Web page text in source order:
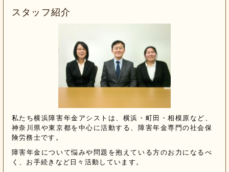
スタッフ紹介
私たち横浜障害年金アシストは、横浜・町田・相模原など、
神奈川県や東京都を中心に活動する、障害年金専門の社会保
険労務士です。
障害年金について悩みや問題を抱えている方のお力になるべ
く、お手続きなど日々活動しています。